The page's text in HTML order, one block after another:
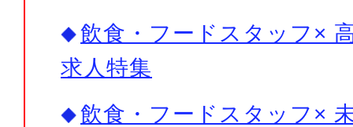
飲食・フードスタッフ×
求人特集
飲食・フードスタッフ×